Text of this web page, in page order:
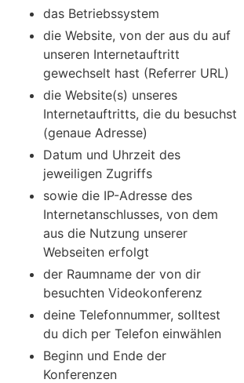
das Betriebssystem
die Website, von der aus du auf
unseren Internetauftritt
gewechselt hast (Referrer URL)
die Website(s) unseres
Internetauftritts, die du besuchst
(genaue Adresse)
Datum und Uhrzeit des
jeweiligen Zugriffs
sowie die IP-Adresse des
Internetanschlusses, von dem
aus die Nutzung unserer
Webseiten erfolgt
der Raumname der von dir
besuchten Videokonferenz
deine Telefonnummer, solltest
du dich per Telefon einwählen
Beginn und Ende der
Konferenzen